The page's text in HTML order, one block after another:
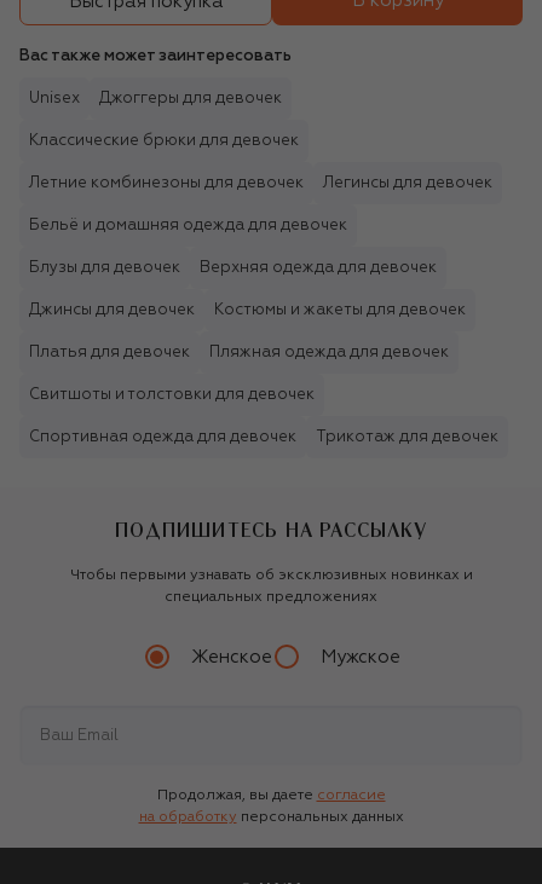
Вас также может заинтересовать
Unisex Джоггеры для девочек
Классические брюки для девочек
Летние комбинезоны для девочек Легинсы для девочек
Бельё и домашняя одежда для девочек
Блузы для девочек Верхняя одежда для девочек
Джинсы для девочек Костюмы и жакеты для девочек
Платья для девочек Пляжная одежда для девочек
Свитшоты и толстовки для девочек
Спортивная одежда для девочек Трикотаж для девочек
ПОДПИШИТЕСЬ НА РАССЫЛКУ
Чтобы первыми узнавать об эксклюзивных новинках и
специальных предложениях
Женское Мужское
Продолжая, вы даете согласие
на обработку персональных данных